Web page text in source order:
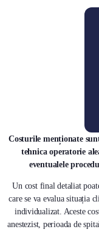
Costurile menționate
tehnica operatorie
eventualele
Un cost final detaliat
care se va evalua situația
individualizat. Aceste
anestezist, perioada de